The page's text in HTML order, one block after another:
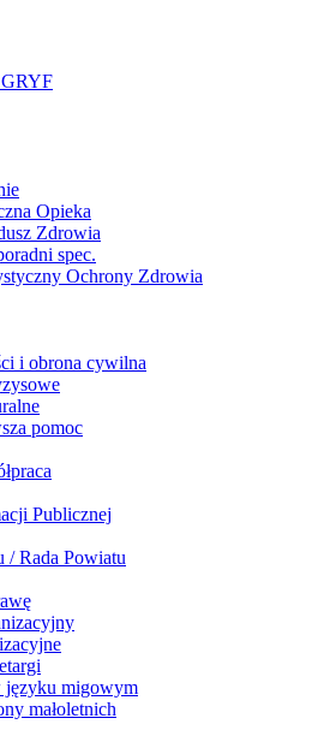
Opieka
Zdrowia
spec.
Ochrony Zdrowia
i obrona cywilna
pomoc
Publicznej
/ Rada Powiatu
migowym
małoletnich